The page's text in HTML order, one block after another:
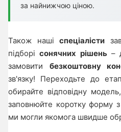
за найнижчою ціною.
Також наші спеціалісти
підборісонячних рішень–
замовити безкоштовну
зв'язку! Переходьте до
обирайте відповідну
заповнюйте коротку форму
ми могли якомога швидше